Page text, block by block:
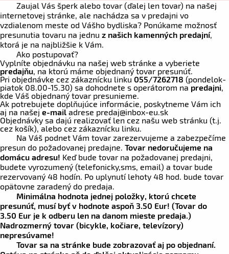
Zaujal Vás šperk alebo tovar (ďalej len tovar) na našej
internetovej stránke, ale nachádza sa v predajni vo
vzdialenom meste od Vášho bydliska? Ponúkame možnosť
presunutia tovaru na jednu z našich kamenných predajní,
ktorá je na najbližšie k Vám.
Ako postupovať?
Vyplníte objednávku na našej web stránke a vyberiete
predajňu, na ktorú máme objednaný tovar presunúť.
Pri objednávke cez zákaznícku linku 055/7262718 (pondelok-
piatok 08.00-15.30) sa dohodnete s operátorom napredajni,
kde Váš objednaný tovar presunieme.
Ak potrebujete doplňujúce informácie, poskytneme Vám ich
aj na našeje-mailadrese predaj@inbox-eu.sk
Objednávky sa dajú realizovať len cez našu web stránku (t.j.
cez košík), alebo cez zákaznícku linku.
Na Váš podnet Vám tovar zarezervujeme a zabezpečíme
presun do požadovanej predajne. Tovar nedoručujeme na
domácu adresu! Keď bude tovar na požadovanej predajni,
budete vyrozumený (telefonicky,sms, email) a tovar bude
rezervovaný 48 hodín. Po uplynutí lehoty 48 hod. bude tovar
opätovne zaradený do predaja.
Minimálna hodnota jednej položky, ktorú chcete
presunúť, musí byť v hodnote aspoň 3.50 Eur! (Tovar do
3.50 Eur je k odberu len na danom mieste predaja.)
Nadrozmerný tovar (bicykle, kočiare, televízory)
nepresúvame!
Tovar sa na stránke bude zobrazovať aj po objednaní.